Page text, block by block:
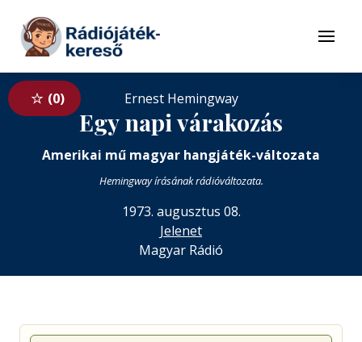
Tovább a tartalomhoz
Menü
0 Ernest Hemingway
Egy napi várakozás
Amerikai mű magyar hangjáték-változata
Hemingway írásának rádióváltozata.
1973. augusztus 08.
Jelenet
Magyar Rádió